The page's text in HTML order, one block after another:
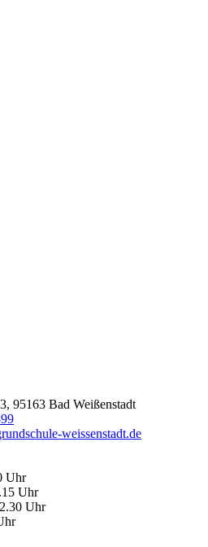
95163 Bad Weißenstadt
weissenstadt.de
Uhr
Uhr
Uhr